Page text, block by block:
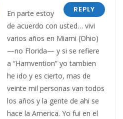
REPLY
En parte estoy
de acuerdo con usted… vivi
varios años en Miami (Ohio)
—no Florida— y si se refiere
a “Hamvention” yo tambien
he ido y es cierto, mas de
veinte mil personas van todos
los años y la gente de ahi se
hace la America. Yo fui en el